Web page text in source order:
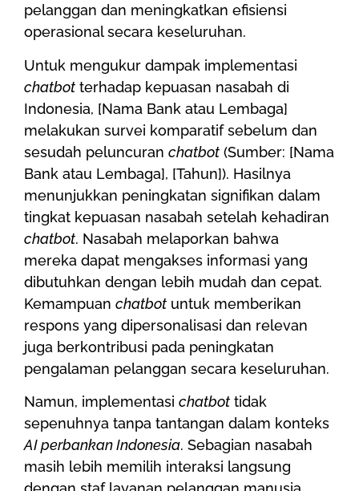
pelanggan dan meningkatkan efisiensi
operasional secara keseluruhan.
Untuk mengukur dampak implementasi
chatbot terhadap kepuasan nasabah di
Indonesia, [Nama Bank atau Lembaga]
melakukan survei komparatif sebelum dan
sesudah peluncuran chatbot (Sumber: [Nama
Bank atau Lembaga], [Tahun]). Hasilnya
menunjukkan peningkatan signifikan dalam
tingkat kepuasan nasabah setelah kehadiran
chatbot. Nasabah melaporkan bahwa
mereka dapat mengakses informasi yang
dibutuhkan dengan lebih mudah dan cepat.
Kemampuan chatbot untuk memberikan
respons yang dipersonalisasi dan relevan
juga berkontribusi pada peningkatan
pengalaman pelanggan secara keseluruhan.
Namun, implementasi chatbot tidak
sepenuhnya tanpa tantangan dalam konteks
AI perbankan Indonesia. Sebagian nasabah
masih lebih memilih interaksi langsung